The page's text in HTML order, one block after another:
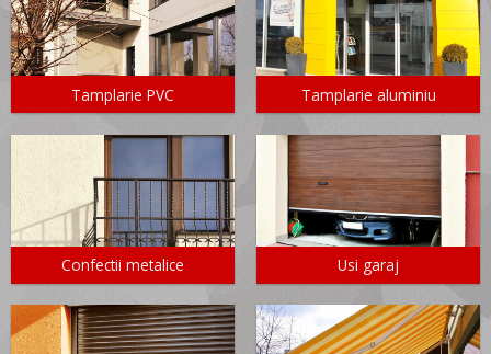
Tamplarie PVC Tamplarie aluminiu
Confectii metalice Usi garaj